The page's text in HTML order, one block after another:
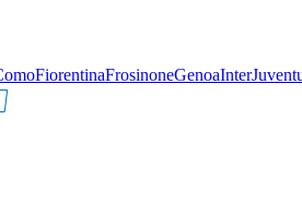
FiorentinaFrosinoneGenoaInter